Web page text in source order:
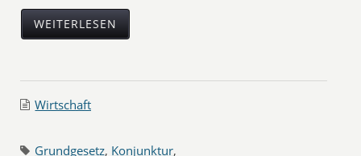
WEITERLESEN
Wirtschaft
Grundgesetz, Konjunktur,